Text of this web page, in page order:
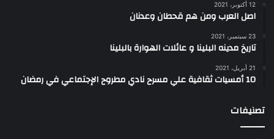
12 أكتوبر، 2021
اصل العرب ومن هم قحطان وعدنان
23 سبتمبر، 2021
تاريخ مدينه البلينا و عائلات الهوارة بالبلينا
21 أبريل، 2021
10 أمسيات ثقافية علي مسرح نادي مطروح الإجتماعي في رمضان
تصنيفات